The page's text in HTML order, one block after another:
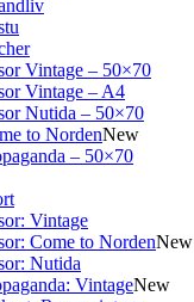
Vintage – 50×70
Vintage – A4
Nutida – 50×70
to NordenNew
– 50×70
Vintage
Come to NordenNew
Nutida
VintageNew